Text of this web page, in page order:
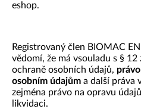
eshop.
Registrovaný člen BIOMAC
vědomí, že má vsouladu s § 12
ochraně osobních údajů,
osobním údajům a další práva
zejména právo na opravu
likvidaci.